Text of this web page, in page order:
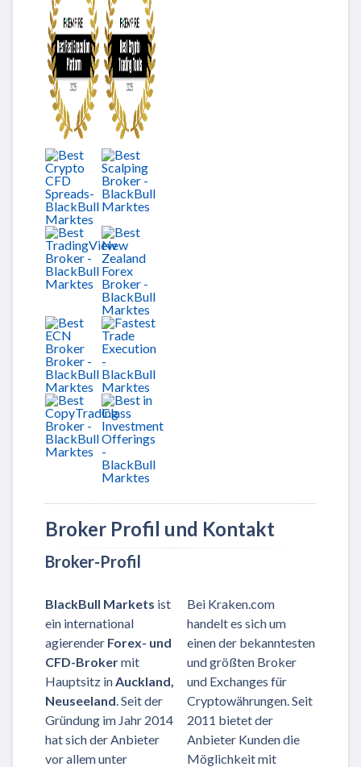
Broker Profil und Kontakt
Broker-Profil
BlackBull Markets ist
ein international
agierender Forex- und
CFD-Brokermit
Hauptsitz in Auckland,
Neuseeland . Seit der
Gründung im Jahr 2014
hat sich der Anbieter
vor allem unter
Bei Kraken.com
handelt es sich um
einen der bekanntesten
und größten Broker
und Exchanges für
Cryptowährungen. Seit
2011 bietet der
Anbieter Kunden die
Möglichkeit mit